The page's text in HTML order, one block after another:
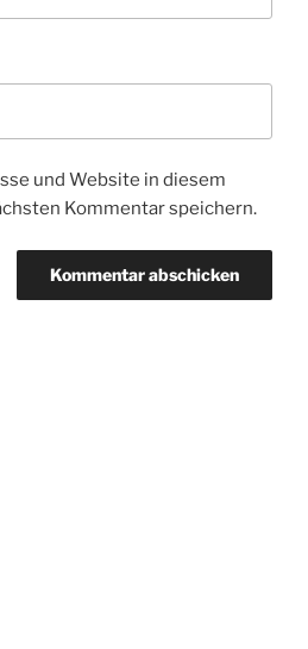
und Website in diesem
Kommentar speichern.